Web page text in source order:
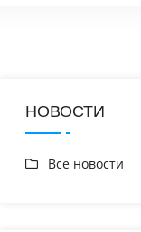
НОВОСТИ
Все новости